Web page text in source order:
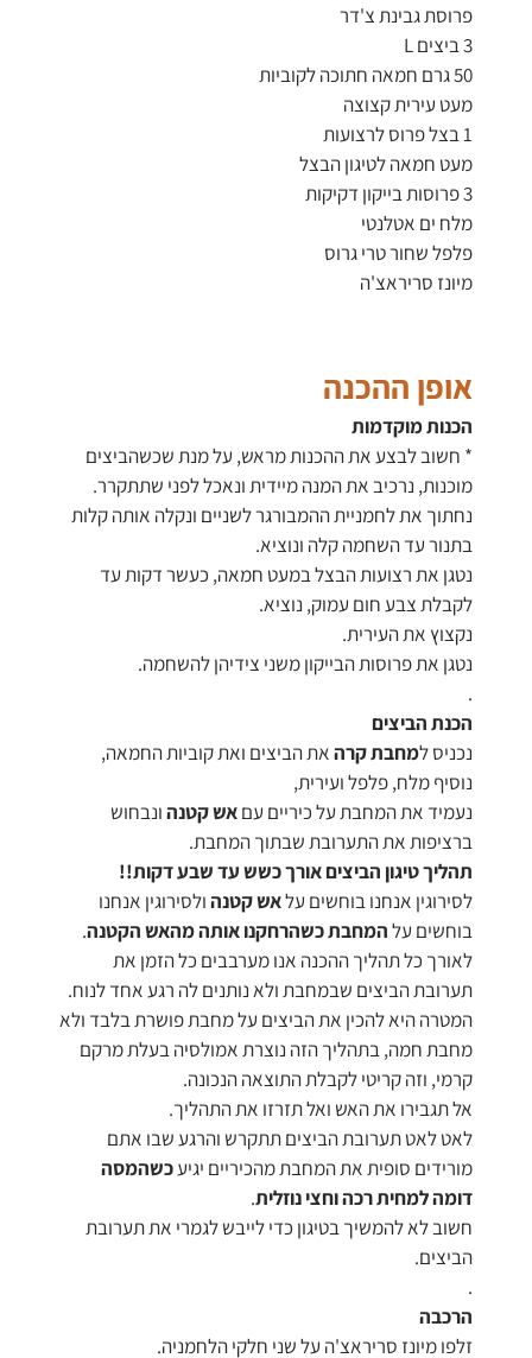
פרוסת גבינת צ'דר
3 ביצים L
50 גרם חמאה חתוכה לקוביות
מעט עירית קצוצה
1 בצל פרוס לרצועות
מעט חמאה לטיגון הבצל
3 פרוסות בייקון דקיקות
מלח ים אטלנטי
פלפל שחור טרי גרוס
מיונז סריראצ'ה
אופן ההכנה
הכנות מוקדמות
* חשוב לבצע את ההכנות מראש, על מנת שכשהביצים
מוכנות, נרכיב את המנה מיידית ונאכל לפני שתתקרר.
נחתוך את לחמניית ההמבורגר לשניים ונקלה אותה קלות
בתנור עד השחמה קלה ונוציא.
נטגן את רצועות הבצל במעט חמאה, כעשר דקות עד
לקבלת צבע חום עמוק, נוציא.
נקצוץ את העירית.
נטגן את פרוסות הבייקון משני צידיהן להשחמה.
.
הכנת הביצים
נכניס למחבת קרהאת הביצים ואת קוביות החמאה,
נוסיף מלח, פלפל ועירית,
נעמיד את המחבת על כיריים עםאש קטנהונבחוש
ברציפות את התערובת שבתוך המחבת.
תהליך טיגון הביצים אורך כשש עד שבע דקות!!
לסירוגין אנחנו בוחשים עלאש קטנהולסירוגין אנחנו
בוחשים עלהמחבת כשהרחקנו אותה מהאש הקטנה.
לאורך כל תהליך ההכנה אנו מערבבים כל הזמן את
תערובת הביצים שבמחבת ולא נותנים לה רגע אחד לנוח.
המטרה היא להכין את הביצים על מחבת פושרת בלבד ולא
מחבת חמה, בתהליך הזה נוצרת אמולסיה בעלת מרקם
קרמי, וזה קריטי לקבלת התוצאה הנכונה.
אל תגבירו את האש ואל תזרזו את התהליך.
לאט לאט תערובת הביצים תתקרש והרגע שבו אתם
מורידים סופית את המחבת מהכיריים יגיעכשהמסה
דומה למחית רכה וחצי נוזלית.
חשוב לא להמשיך בטיגון כדי לייבש לגמרי את תערובת
הביצים.
.
הרכבה
זלפו מיונז סריראצ'ה על שני חלקי הלחמניה.